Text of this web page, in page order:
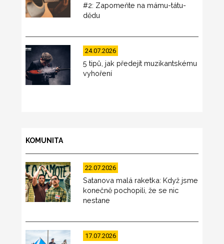
#2: Zapomeňte na mámu-tátu-
dědu
24.07.2026
5 tipů, jak předejít muzikantskému
vyhoření
KOMUNITA
22.07.2026
Satanova malá raketka: Když jsme
konečně pochopili, že se nic
nestane
17.07.2026